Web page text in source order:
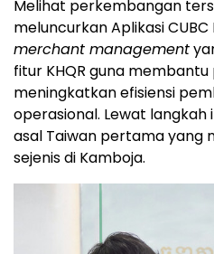
Melihat perkembangan
meluncurkan Aplikasi
merchant management
fitur KHQR guna membantu
meningkatkan efisiensi
operasional. Lewat langkah
asal Taiwan pertama yang
sejenis di Kamboja.